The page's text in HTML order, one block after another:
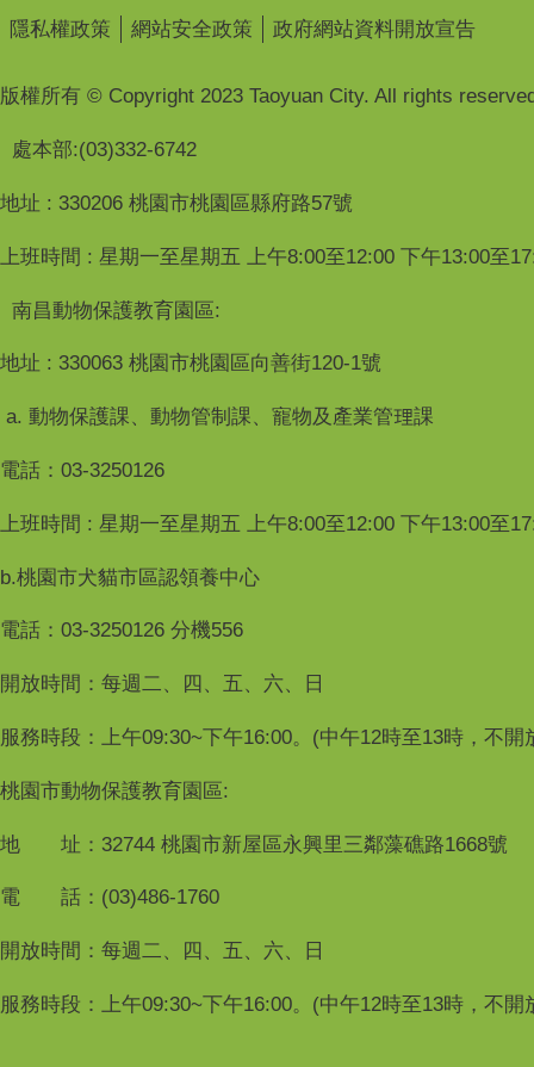
隱私權政策 網站安全政策 政府網站資料開放宣告
版權所有 © Copyright 2023 Taoyuan City. All rights
處本部:(03)332-6742
地址 : 330206 桃園市桃園區縣府路57號
上班時間 : 星期一至星期五 上午8:00至12:00 下午13:00至
南昌動物保護教育園區:
地址 : 330063 桃園市桃園區向善街120-1號
a. 動物保護課、動物管制課、寵物及產業管理課
電話：03-3250126
上班時間 : 星期一至星期五 上午8:00至12:00 下午13:00至
b.桃園市犬貓市區認領養中心
電話：03-3250126 分機556
開放時間：每週二、四、五、六、日
服務時段：上午09:30~下午16:00。(中午12時至13時，不開
桃園市動物保護教育園區:
地 址：32744 桃園市新屋區永興里三鄰藻礁路1668號
電 話：(03)486-1760
開放時間：每週二、四、五、六、日
服務時段：上午09:30~下午16:00。(中午12時至13時，不開